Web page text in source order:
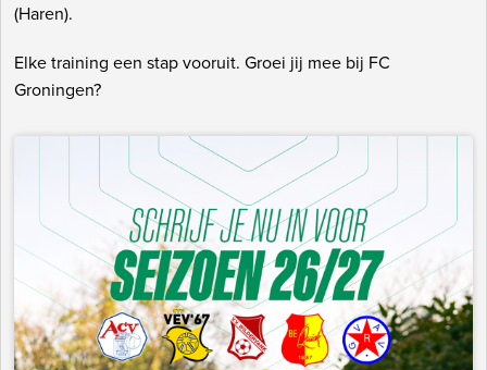
(Haren).
Elke training een stap vooruit. Groei jij mee bij FC
Groningen?